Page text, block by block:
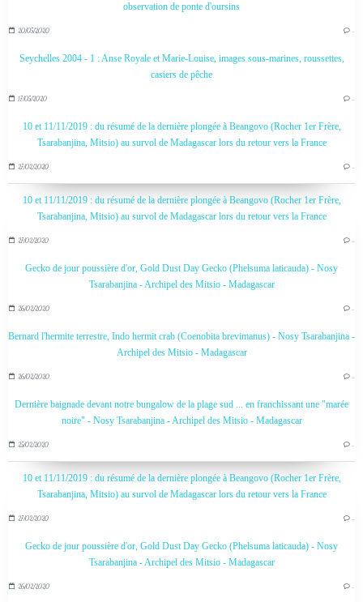
observation de ponte d'oursins
20/05/2020 …
Seychelles 2004 - 1 : Anse Royale et Marie-Louise, images sous-marines, roussettes,
casiers de pêche
17/05/2020 …
10 et 11/11/2019 : du résumé de la dernière plongée à Beangovo (Rocher 1er Frère,
Tsarabanjina, Mitsio) au survol de Madagascar lors du retour vers la France
27/02/2020 …
10 et 11/11/2019 : du résumé de la dernière plongée à Beangovo (Rocher 1er Frère,
Tsarabanjina, Mitsio) au survol de Madagascar lors du retour vers la France
27/02/2020 …
Gecko de jour poussière d'or, Gold Dust Day Gecko (Phelsuma laticauda) - Nosy
Tsarabanjina - Archipel des Mitsio - Madagascar
26/02/2020 …
Bernard l'hermite terrestre, Indo hermit crab (Coenobita brevimanus) - Nosy Tsarabanjina -
Archipel des Mitsio - Madagascar
26/02/2020 …
Dernière baignade devant notre bungalow de la plage sud ... en franchissant une "marée
noire" - Nosy Tsarabanjina - Archipel des Mitsio - Madagascar
25/02/2020 …
10 et 11/11/2019 : du résumé de la dernière plongée à Beangovo (Rocher 1er Frère,
Tsarabanjina, Mitsio) au survol de Madagascar lors du retour vers la France
27/02/2020 …
Gecko de jour poussière d'or, Gold Dust Day Gecko (Phelsuma laticauda) - Nosy
Tsarabanjina - Archipel des Mitsio - Madagascar
26/02/2020 …